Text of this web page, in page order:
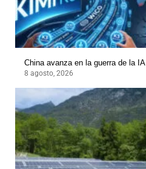
China avanza en la guerra de la IA
8 agosto, 2026